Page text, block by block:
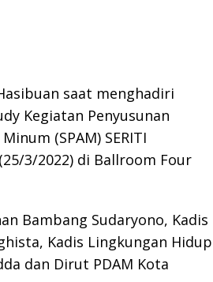
saat menghadiri
Kegiatan Penyusunan
(SPAM) SERITI
3/2022) di Ballroom Four
Bambang Sudaryono, Kadis
Kadis Lingkungan Hidup
dan Dirut PDAM Kota